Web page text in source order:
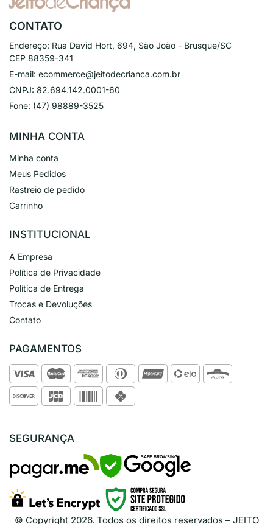
CONTATO
Endereço: Rua David Hort, 694, São João - Brusque/SC
CEP 88359-341
E-mail: ecommerce@jeitodecrianca.com.br
CNPJ: 82.694.142.0001-60
Fone: (47) 98889-3525
MINHA CONTA
Minha conta
Meus Pedidos
Rastreio de pedido
Carrinho
INSTITUCIONAL
A Empresa
Política de Privacidade
Política de Entrega
Trocas e Devoluções
Contato
PAGAMENTOS
SEGURANÇA
SAFE BROWSING
© Copyright 2026. Todos os direitos reservados – JEITO